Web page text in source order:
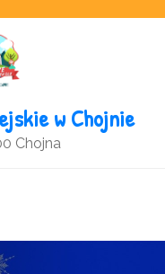
w Chojnie
Chojna